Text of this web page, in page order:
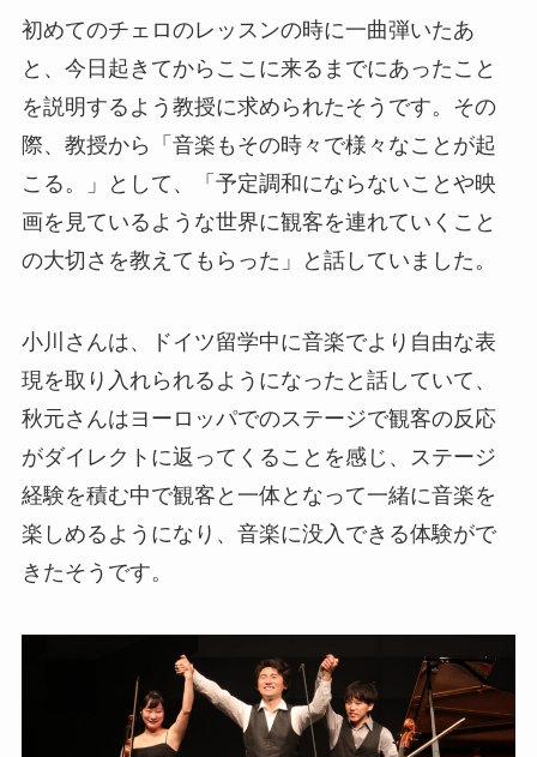
初めてのチェロのレッスンの時に一曲弾いたあ
と、今日起きてからここに来るまでにあったこと
を説明するよう教授に求められたそうです。その
際、教授から「音楽もその時々で様々なことが起
こる。」として、「予定調和にならないことや映
画を見ているような世界に観客を連れていくこと
の大切さを教えてもらった」と話していました。
小川さんは、ドイツ留学中に音楽でより自由な表
現を取り入れられるようになったと話していて、
秋元さんはヨーロッパでのステージで観客の反応
がダイレクトに返ってくることを感じ、ステージ
経験を積む中で観客と一体となって一緒に音楽を
楽しめるようになり、音楽に没入できる体験がで
きたそうです。